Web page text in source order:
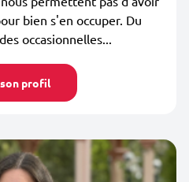
bien s'en occuper. Du
occasionnelles...
profil